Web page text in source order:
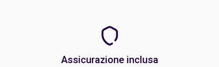
Assicurazione inclusa